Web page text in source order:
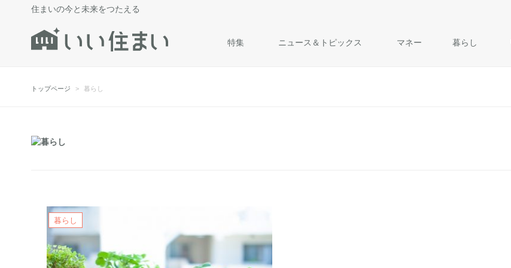
住まいの今と未来をつたえる
特集 ニュース＆トピックス マネー 暮らし
トップページ 暮らし
暮らし